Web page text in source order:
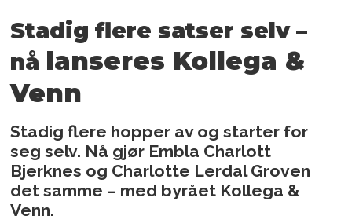
Stadig flere satser selv –
nå lanseres Kollega &
Venn
Stadig flere hopper av og starter for
seg selv. Nå gjør Embla Charlott
Bjerknes og Charlotte Lerdal Groven
det samme – med byrået Kollega &
Venn.